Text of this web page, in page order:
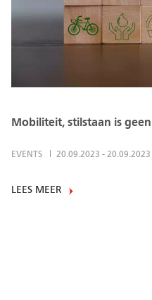
Mobiliteit, stilstaan is
EVENTS 20.09.2023 - 20.09.2023
LEES MEER